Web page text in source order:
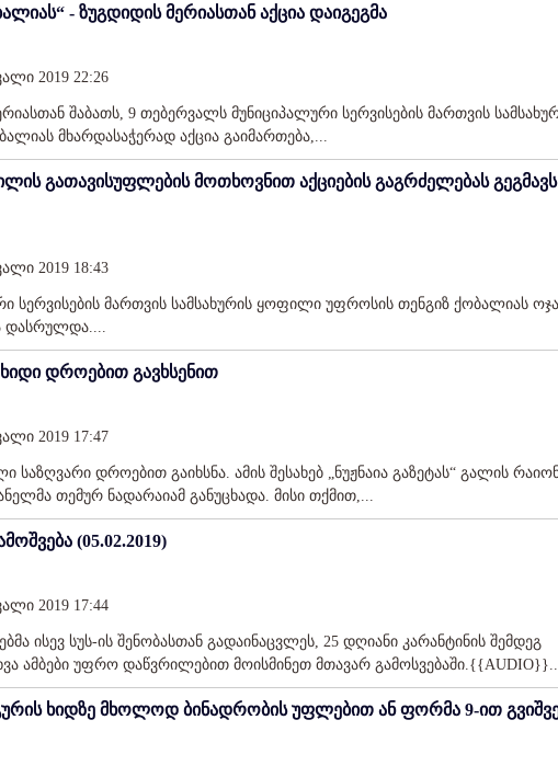
- ზუგდიდის მერიასთან აქცია დაიგეგმა
2019 22:26
შაბათს, 9 თებერვალს მუნიციპალური სერვისების მართვის
მხარდასაჭერად აქცია გაიმართება,...
გათავისუფლების მოთხოვნით აქციების გაგრძელებას გეგმავს
2019 18:43
სერვისების მართვის სამსახურის ყოფილი უფროსის თენგიზ ქობალიას
დასრულდა....
დროებით გავხსენით
2019 17:47
დროებით გაიხსნა. ამის შესახებ „ნუჟნაია გაზეტას“ გალის
თემურ ნადარაიამ განუცხადა. მისი თქმით,...
(05.02.2019)
2019 17:44
ისევ სუს-ის შენობასთან გადაინაცვლეს, 25 დღიანი კარანტინის შემდეგ
ამბები უფრო დაწვრილებით მოისმინეთ მთავარ
ხიდზე მხოლოდ ბინადრობის უფლებით ან ფორმა 9-ით